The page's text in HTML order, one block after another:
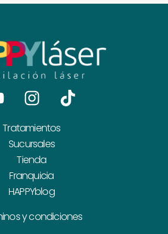
Instagram
Tiktok
Tratamientos
Sucursales
Tienda
Franquicia
HAPPYblog
y condiciones